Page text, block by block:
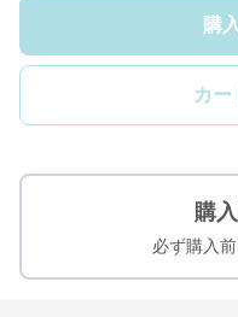
購
カー
購
必ず購入